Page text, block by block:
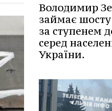
Володимир
займає
за ступенем
серед
України.